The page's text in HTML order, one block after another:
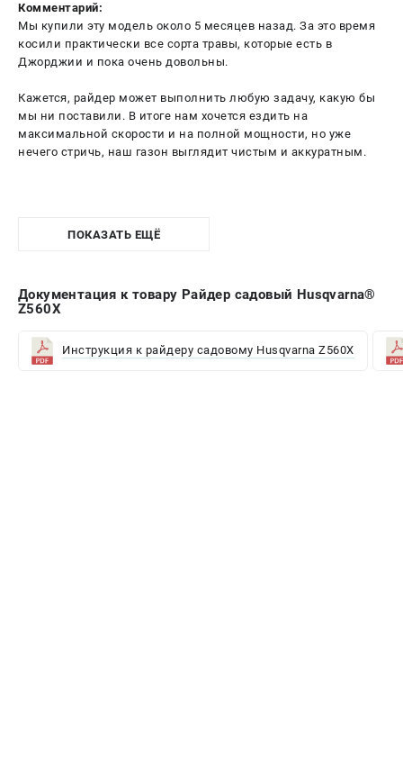
Комментарий:
Мы купили эту модель около 5 месяцев назад. За это время
косили практически все сорта травы, которые есть в
Джорджии и пока очень довольны.
Кажется, райдер может выполнить любую задачу, какую бы
мы ни поставили. В итоге нам хочется ездить на
максимальной скорости и на полной мощности, но уже
нечего стричь, наш газон выглядит чистым и аккуратным.
ПОКАЗАТЬ ЕЩЁ
Документация к товару Райдер садовый Husqvarna®
Z560X
Инструкция к райдеру садовому Husqvarna Z560X